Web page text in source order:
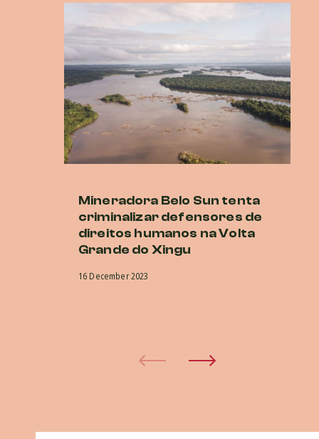
Mineradora Belo Sun tenta
criminalizar defensores de
direitos humanos na Volta
Grande do Xingu
16 December 2023